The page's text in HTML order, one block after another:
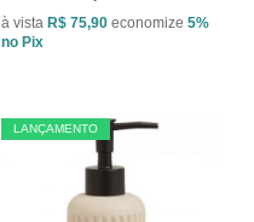
à vista R$ 75,90 economize 5%
no Pix
LANÇAMENTO